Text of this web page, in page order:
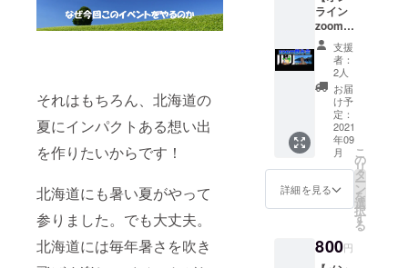
それはもちろん、北海道の
夏にインパクトある想い出
を作りたいからです！
北海道にも暑い夏がやって
参りました。でも大丈夫。
北海道には毎年暑さを吹き
ング終
了後、
メン
バーよ
り感謝
のメー
ルを送
らせて
いただ
きます!
※人数制
限はご
ざいま
せん。
※有効期
申込み
から３
ライン
zoom飲
み会ご
招待】
イベン
ト終了
後、
DOSAN
KO
DREAM
ixメン
バーと
のオン
ライン
zoom飲
（アフ
ターイ
支援
者：
2人
お届
け予
定：
2021
年09
月
詳細を見る
こ
の
リ
タ
ー
ン
を
選
択
す
る
800円